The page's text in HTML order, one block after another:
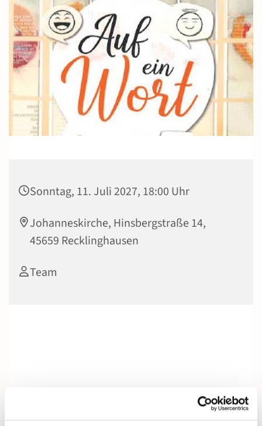
Sonntag, 11. Juli 2027, 18:00 Uhr
Johanneskirche, Hinsbergstraße 14,
45659 Recklinghausen
Team